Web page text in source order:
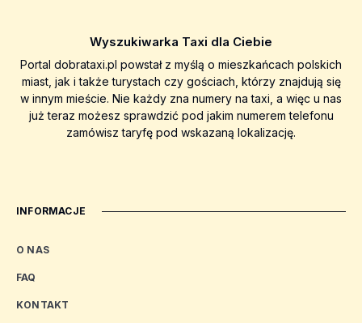
Wyszukiwarka Taxi dla Ciebie
Portal dobrataxi.pl powstał z myślą o mieszkańcach polskich
miast, jak i także turystach czy gościach, którzy znajdują się
w innym mieście. Nie każdy zna numery na taxi, a więc u nas
już teraz możesz sprawdzić pod jakim numerem telefonu
zamówisz taryfę pod wskazaną lokalizację.
INFORMACJE
O NAS
FAQ
KONTAKT